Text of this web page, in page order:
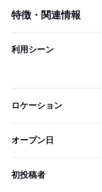
特徴・関連情報
利用シーン
ロケーション
オープン日
初投稿者